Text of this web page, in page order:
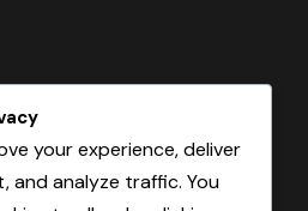
Us
your experience, deliver
and analyze traffic. You